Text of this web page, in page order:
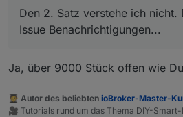
Mag nur mein Gefühl
Lieblings Projekt. Ist rein
kleine Dinge viel
Den 2. Satz verstehe ich nicht.
Issue Benachrichtigungen...
Ja, über 9000 Stück offen wie
🧑‍🎓 Autor des beliebten ioBroker-Master-
🎥 Tutorials rund um das Thema DIY-